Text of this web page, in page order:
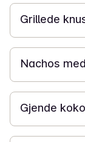
Grillede
1 t
Nachos
2 t 15 min
Gjende
15 min